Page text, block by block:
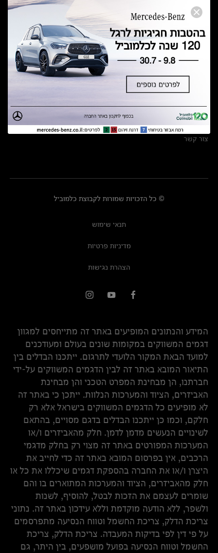
הודעה על הטבות לרכבי מרצדס בהסדר פשרה בתצ 56447-02-19
תקנון ימי מכירות 120 לכלמוביל
מצאו אותנו
אולמות תצוגה
מרכזי שירות
צור קשר
© כל הזכויות שמורות לקבוצת כלמוביל
תנאי שימוש
מדיניות פרטיות
הצהרת נגישות
המידע והנתונים המופיעים באתר זה מתייחסים למגוון
דגמים המשווקים במקומות שונים בעולם ומעודכנים
למועד הבאת המקור הלועדי לתרגום. ייתכנו הבדלים בין
התיאור המובא באתר זה לבין הדגמים המשווקים על-ידי
חברתנו, הן מבחינת המפרט הטכני והן מבחינת
האביזרים, הציוד והמערכות הנלוות. ייתכן כי באתר זה
לא מופיעים כל הדגמים המשווקים בישראל אלא רק
חלקם, וכמו כן ייתכנו הבדלים בדגם מסויים, בהתאם
לשינויים הנעשים מדמן לדמן. חלק מהאביזרים ו/או
המערכות המפורטים באתר זה מצוי רק בחלק מדגמי
הרכבים, אין בפרסום המובא באתר זה כדי לחייב את
היצרן ו/או את החברה בהספקת דגמים שיכללו את כל או
חלק מהאביזרים, הציוד והמערכות המתוארים בו והם
שומרים לעצמם את הזכות לבטל, להוסיף, לשנות
ולשפר, ללא הודעה מוקדמת וללא עידכון באתר זה. נתוני
צריכת הדלק, צריכת החשמל וטווח הנסיעה מתפרסמים
על פי דין לפי בדיקות המעבדה. צריכת הדלק, צריכת
החשמל וטווח הנסיעה בפועל מושפעים, בין היתר, גם